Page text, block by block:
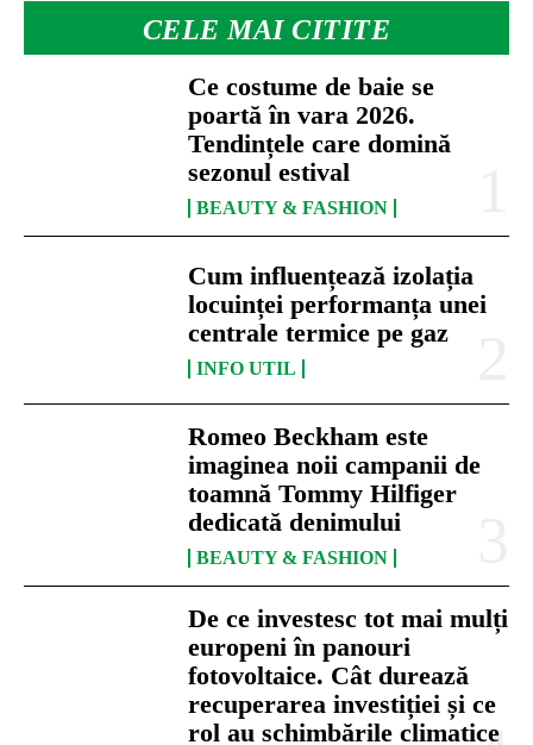
CELE MAI CITITE
Ce costume de baie se
poartă în vara 2026.
Tendințele care domină
sezonul estival
BEAUTY & FASHION
Cum influențează izolația
locuinței performanța unei
centrale termice pe gaz
INFO UTIL
Romeo Beckham este
imaginea noii campanii de
toamnă Tommy Hilfiger
dedicată denimului
BEAUTY & FASHION
De ce investesc tot mai mulți
europeni în panouri
fotovoltaice. Cât durează
recuperarea investiției și ce
rol au schimbările climatice